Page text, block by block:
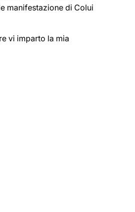
manifestazione di Colui
vi imparto la mia